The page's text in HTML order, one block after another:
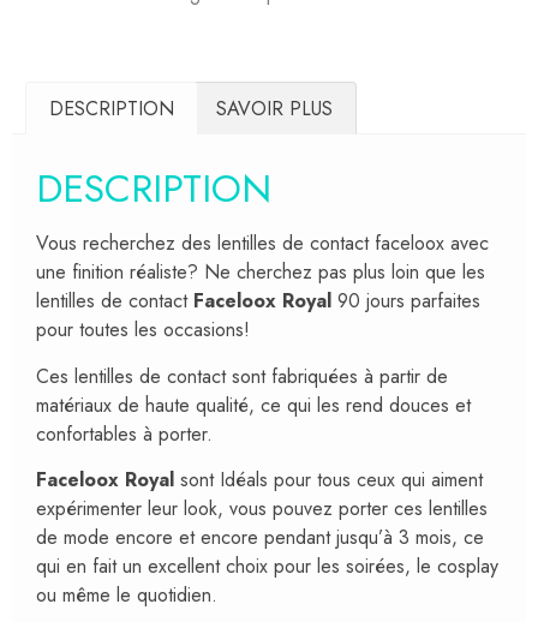
DESCRIPTION SAVOIR PLUS
DESCRIPTION
Vous recherchez des lentilles de contact faceloox avec
une finition réaliste? Ne cherchez pas plus loin que les
lentilles de contact Faceloox Royal 90 jours parfaites
pour toutes les occasions!
Ces lentilles de contact sont fabriquées à partir de
matériaux de haute qualité, ce qui les rend douces et
confortables à porter.
Faceloox Royal sont Idéals pour tous ceux qui aiment
expérimenter leur look, vous pouvez porter ces lentilles
de mode encore et encore pendant jusqu’à 3 mois, ce
qui en fait un excellent choix pour les soirées, le cosplay
ou même le quotidien.